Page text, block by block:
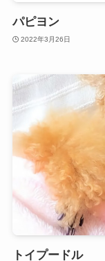
パピヨン
2022年3月26日
トイプードル